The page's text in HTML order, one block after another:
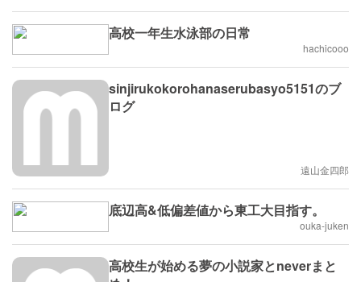
高校一年生水泳部の日常
hachicooo
sinjirukokorohanaserubasyo5151のブ
ログ
遠山金四郎
底辺高&低偏差値から東工大目指す。
ouka-juken
高校生が始める夢の小説家とneverまと